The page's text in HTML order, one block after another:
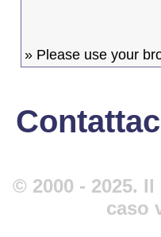
» Please use your
© 2000 - 2025.
caso